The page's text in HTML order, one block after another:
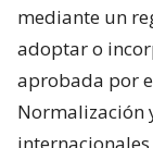
mediante un
adoptar o
aprobada por
Normalización